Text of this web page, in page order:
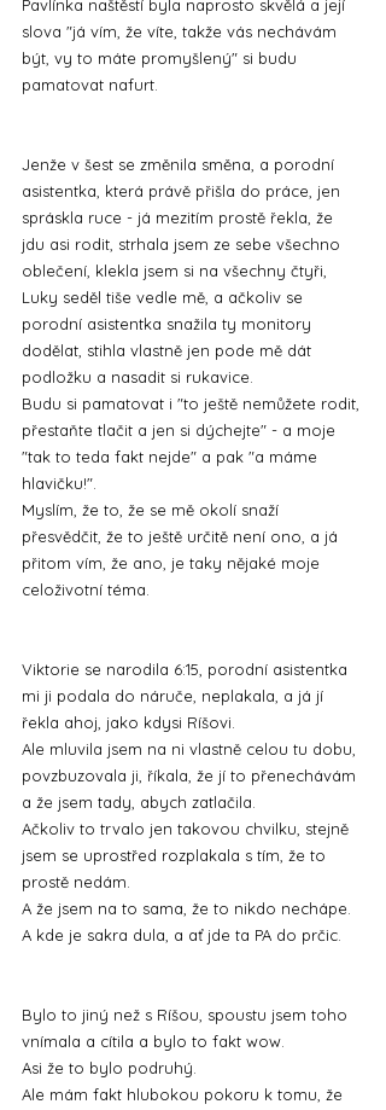
Pavlínka naštěstí byla naprosto skvělá a její
slova "já vím, že víte, takže vás nechávám
být, vy to máte promyšlený" si budu
pamatovat nafurt.
Jenže v šest se změnila směna, a porodní
asistentka, která právě přišla do práce, jen
spráskla ruce - já mezitím prostě řekla, že
jdu asi rodit, strhala jsem ze sebe všechno
oblečení, klekla jsem si na všechny čtyři,
Luky seděl tiše vedle mě, a ačkoliv se
porodní asistentka snažila ty monitory
dodělat, stihla vlastně jen pode mě dát
podložku a nasadit si rukavice.
Budu si pamatovat i "to ještě nemůžete rodit,
přestaňte tlačit a jen si dýchejte" - a moje
"tak to teda fakt nejde" a pak "a máme
hlavičku!".
Myslím, že to, že se mě okolí snaží
přesvědčit, že to ještě určitě není ono, a já
přitom vím, že ano, je taky nějaké moje
celoživotní téma.
Viktorie se narodila 6:15, porodní asistentka
mi ji podala do náruče, neplakala, a já jí
řekla ahoj, jako kdysi Ríšovi.
Ale mluvila jsem na ni vlastně celou tu dobu,
povzbuzovala ji, říkala, že jí to přenechávám
a že jsem tady, abych zatlačila.
Ačkoliv to trvalo jen takovou chvilku, stejně
jsem se uprostřed rozplakala s tím, že to
prostě nedám.
A že jsem na to sama, že to nikdo nechápe.
A kde je sakra dula, a ať jde ta PA do prčic.
Bylo to jiný než s Ríšou, spoustu jsem toho
vnímala a cítila a bylo to fakt wow.
Asi že to bylo podruhý.
Ale mám fakt hlubokou pokoru k tomu, že